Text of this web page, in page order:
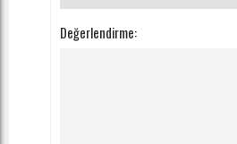
Değerlendirme: